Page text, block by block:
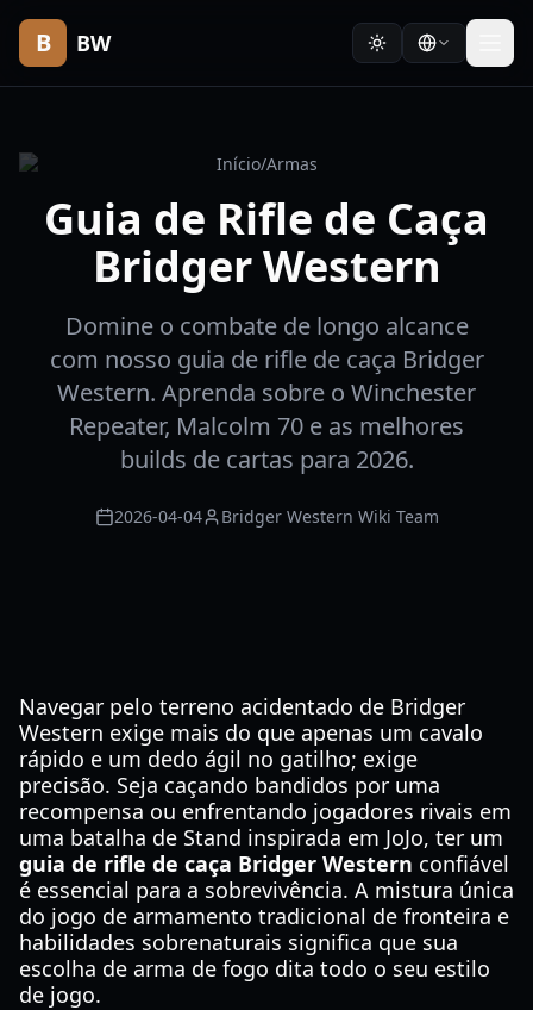
B BW
Início/Armas
Guia de Rifle de Caça
Bridger Western
Domine o combate de longo alcance
com nosso guia de rifle de caça Bridger
Western. Aprenda sobre o Winchester
Repeater, Malcolm 70 e as melhores
builds de cartas para 2026.
2026-04-04 Bridger Western Wiki Team
Navegar pelo terreno acidentado de Bridger
Western exige mais do que apenas um cavalo
rápido e um dedo ágil no gatilho; exige
precisão. Seja caçando bandidos por uma
recompensa ou enfrentando jogadores rivais em
uma batalha de Stand inspirada em JoJo, ter um
guia de rifle de caça Bridger Western confiável
é essencial para a sobrevivência. A mistura única
do jogo de armamento tradicional de fronteira e
habilidades sobrenaturais significa que sua
escolha de arma de fogo dita todo o seu estilo
de jogo.